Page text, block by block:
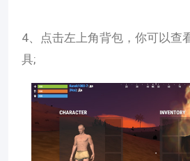
4、点击左上角背包，你可以查
具;